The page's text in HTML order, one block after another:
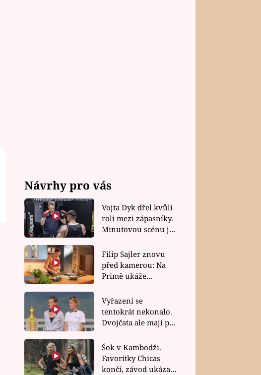
Návrhy pro vás
Vojta Dyk dřel kvůli
roli mezi zápasníky.
Minutovou scénu jel
Filip Sajler znovu
před kamerou: Na
Primě ukáže
rychlé recepty
Vyřazení se
tentokrát nekonalo.
Dvojčata ale mají po
závodu nůž na krku
Šok v Kambodži.
Favoritky Chicas
končí, závod ukázal